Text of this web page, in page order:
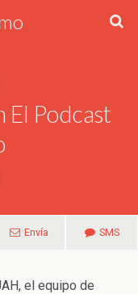
El Podcast
Envía SMS
el equipo de